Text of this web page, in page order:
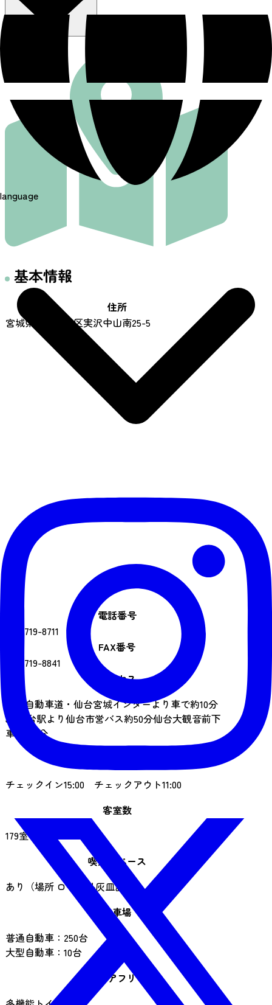
language
基本情報
住所
宮城県仙台市泉区実沢中山南25-5
電話番号
022-719-8711
FAX番号
022-719-8841
アクセス
東北自動車道・仙台宮城インターより車で約10分
JR仙台駅より仙台市営バス約50分仙台大観音前下
車徒歩1分
チェックイン15:00 チェックアウト11:00
客室数
179室
喫煙スペース
あり（場所 ロビー外灰皿設置）
駐車場
普通自動車：250台
大型自動車：10台
バリアフリー